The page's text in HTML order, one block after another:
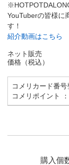
YouTuberの皆様に
す！
紹介動画はこちら
ネット販売
価格（税込）
コメリカード番
コメリポイント ：
購入個